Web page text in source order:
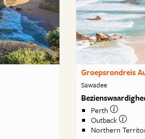
Groepsrondreis
Sawadee
Perth
Outback
Northern